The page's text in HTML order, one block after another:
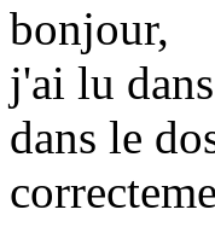
bonjour,
j'ai lu
dans le